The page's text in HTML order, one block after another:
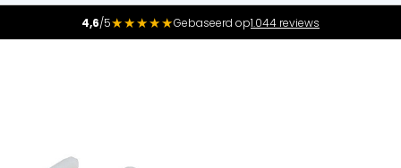
4,6/5★★★★★Gebaseerd op1.044 reviews